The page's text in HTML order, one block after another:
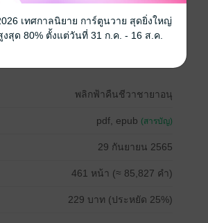
นิยายจีนแปล จีนโบราณ
พลิกฟ้าคืนชีวาชายาอนุ
pdf, epub (สารบัญ)
29 กันยายน 2565
461 หน้า (≈ 85,827 คำ)
229 บาท (ประหยัด 25%)
เทศกาลนิยาย การ์ตูนวาย สุดยิ่งใหญ่
สุด 80% ตั้งแต่วันที่ 31 ก.ค. - 16 ส.ค.